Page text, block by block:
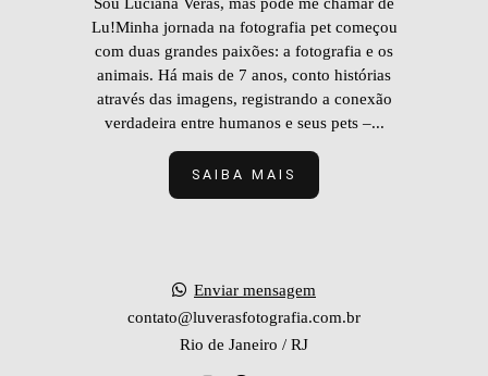
Sou Luciana Veras, mas pode me chamar de
Lu!Minha jornada na fotografia pet começou
com duas grandes paixões: a fotografia e os
animais. Há mais de 7 anos, conto histórias
através das imagens, registrando a conexão
verdadeira entre humanos e seus pets –...
SAIBA MAIS
Enviar mensagem
contato@luverasfotografia.com.br
Rio de Janeiro / RJ